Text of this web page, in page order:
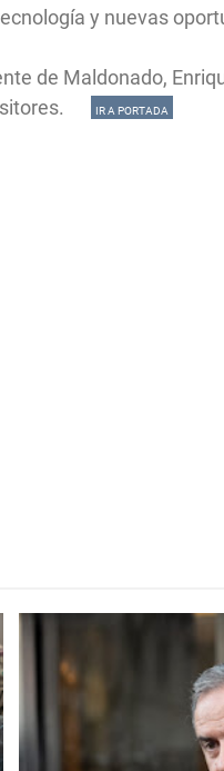
y nuevas
de Maldonado,
IR A PORTADA